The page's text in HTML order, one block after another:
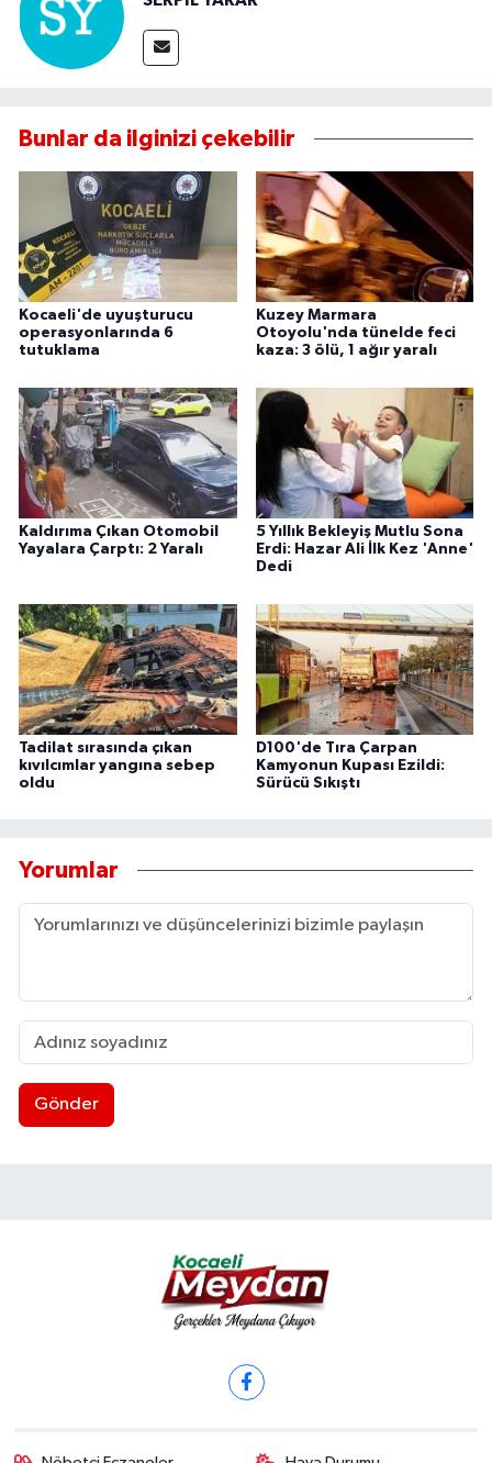
Bunlar da ilginizi çekebilir
Kocaeli'de uyuşturucu
operasyonlarında 6
tutuklama
Kuzey Marmara
Otoyolu'nda tünelde feci
kaza: 3 ölü, 1 ağır yaralı
Kaldırıma Çıkan Otomobil
Yayalara Çarptı: 2 Yaralı
5 Yıllık Bekleyiş Mutlu Sona
Erdi: Hazar Ali İlk Kez 'Anne'
Dedi
Tadilat sırasında çıkan
kıvılcımlar yangına sebep
oldu
D100'de Tıra Çarpan
Kamyonun Kupası Ezildi:
Sürücü Sıkıştı
Yorumlar
Gönder